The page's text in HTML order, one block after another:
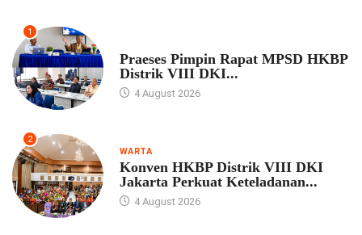
1
Praeses Pimpin Rapat MPSD HKBP
Distrik VIII DKI...
4 August 2026
2
WARTA
Konven HKBP Distrik VIII DKI
Jakarta Perkuat Keteladanan...
4 August 2026